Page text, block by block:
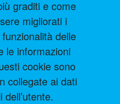
graditi e come
migliorati i
delle
le informazioni
cookie sono
collegate ai dati
dell’utente.